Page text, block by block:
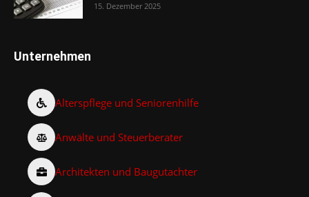
15. Dezember 2025
Unternehmen
Alterspflege und Seniorenhilfe
Anwälte und Steuerberater
Architekten und Baugutachter